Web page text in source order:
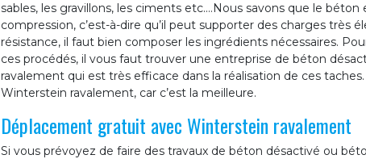
sables, les gravillons, les ciments etc.…Nous savons que le
compression, c’est-à-dire qu’il peut supporter des charges très
résistance, il faut bien composer les ingrédients nécessaires.
ces procédés, il vous faut trouver une entreprise de béton
ravalement qui est très efficace dans la réalisation de ces
Winterstein ravalement, car c’est la meilleure.
Déplacement gratuit avec Winterstein ravalement
Si vous prévoyez de faire des travaux de béton désactivé ou